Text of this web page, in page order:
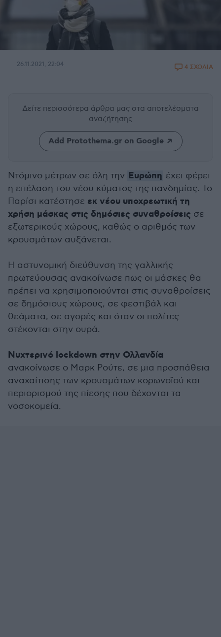
26.11.2021, 22:04 4 ΣΧΟΛΙΑ
Δείτε περισσότερα άρθρα μας στα αποτελέσματα
αναζήτησης
Add Protothema.gr on Google
Ντόμινο μέτρων σε όλη την Ευρώπη έχει φέρει
η επέλαση του νέου κύματος της πανδημίας. Το
Παρίσι κατέστησε εκ νέου υποχρεωτική τη
χρήση μάσκας στις δημόσιες συναθροίσεις σε
εξωτερικούς χώρους, καθώς ο αριθμός των
κρουσμάτων αυξάνεται.
Η αστυνομική διεύθυνση της γαλλικής
πρωτεύουσας ανακοίνωσε πως οι μάσκες θα
πρέπει να χρησιμοποιούνται στις συναθροίσεις
σε δημόσιους χώρους, σε φεστιβάλ και
θεάματα, σε αγορές και όταν οι πολίτες
στέκονται στην ουρά.
Νυχτερινό lockdown στην Ολλανδία
ανακοίνωσε ο Μαρκ Ρούτε, σε μια προσπάθεια
αναχαίτισης των κρουσμάτων κορωνοϊού και
περιορισμού της πίεσης που δέχονται τα
νοσοκομεία.